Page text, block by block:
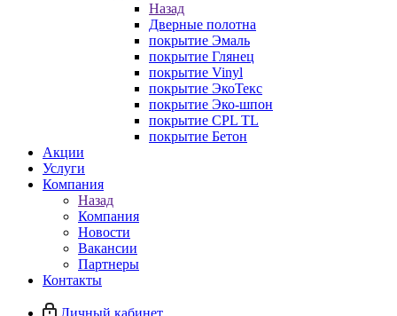
Назад
Дверные полотна
покрытие Эмаль
покрытие Глянец
покрытие Vinyl
покрытие ЭкоТекс
покрытие Эко-шпон
покрытие CPL TL
покрытие Бетон
Акции
Услуги
Компания
Назад
Компания
Новости
Вакансии
Партнеры
Контакты
Личный кабинет